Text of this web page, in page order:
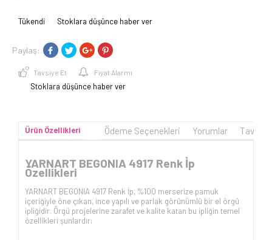
Tükendi Stoklara düşünce haber ver
Paylaş:
Tavsiye Et Fiyat Alarmı
Stoklara düşünce haber ver
Ürün Özellikleri Ödeme Seçenekleri Yorumlar
YARNART BEGONIA 4917 Renk İp
Özellikleri
YARNART BEGONIA 4917 Renk İp, %100 merserize pamuk
içeriğiyle öne çıkan, ince yapılı ve parlak görünümlü bir el örgü
ipliğidir. Örgü projelerine zarafet ve kalite katan bu ipliğin temel
özellikleri şunlardır: